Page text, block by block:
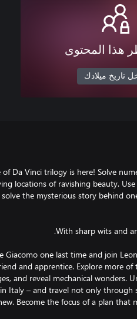
هذا المحتوى
تاريخ ميلادك
Da Vinci trilogy is here! Solve
locations of ravishing beauty.
the mysterious story behind
Giacomo one last time and join
and apprentice. Explore more of
and reveal mechanical wonders.
Italy – and travel not only through